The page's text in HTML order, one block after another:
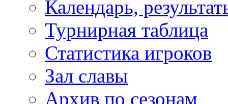
Календарь,
Турнирная таблица
Статистика игроков
Зал славы
Архив по сезонам